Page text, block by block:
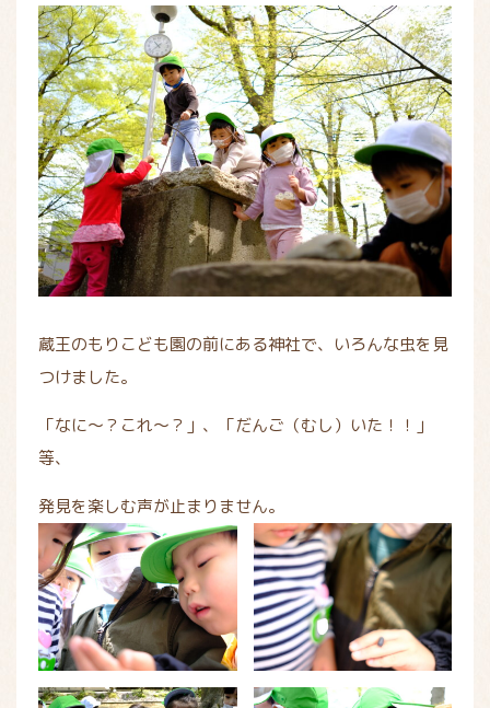
蔵王のもりこども園の前にある神社で、いろんな虫を見
つけました。
「なに～？これ～？」、「だんご（むし）いた！！」
等、
発見を楽しむ声が止まりません。